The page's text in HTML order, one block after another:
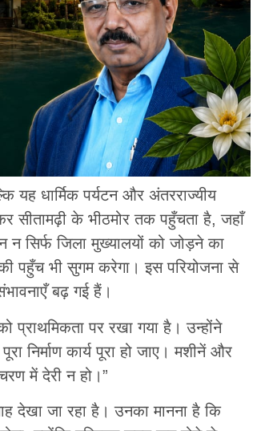
यह धार्मिक पर्यटन और अंतरराज्यीय
सीतामढ़ी के भीठमोर तक पहुँचता है, जहाँ
सिर्फ जिला मुख्यालयों को जोड़ने का
की पहुँच भी सुगम करेगा। इस परियोजना से
बढ़ गई हैं।
प्राथमिकता पर रखा गया है। उन्होंने
निर्माण कार्य पूरा हो जाए। मशीनें और
में देरी न हो।”
देखा जा रहा है। उनका मानना है कि